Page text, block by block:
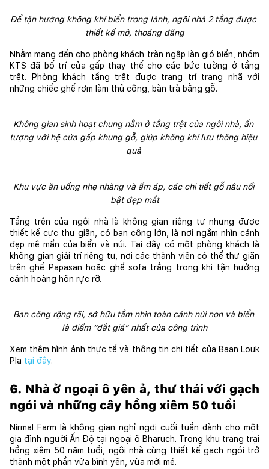
Để tận hưởng không khí biển trong lành, ngôi nhà 2 tầng được
thiết kế mở, thoáng đãng
Nhằm mang đến cho phòng khách tràn ngập làn gió biển, nhóm
KTS đã bố trí cửa gấp thay thế cho các bức tường ở tầng
trệt. Phòng khách tầng trệt được trang trí trang nhã với
những chiếc ghế rơm làm thủ công, bàn trà bằng gỗ.
Không gian sinh hoạt chung nằm ở tầng trệt của ngôi nhà, ấn
tượng với hệ cửa gấp khung gỗ, giúp không khí lưu thông hiệu
quả
Khu vực ăn uống nhẹ nhàng và ấm áp, các chi tiết gỗ nâu nổi
bật đẹp mắt
Tầng trên của ngôi nhà là không gian riêng tư nhưng được
thiết kế cực thư giãn, có ban công lớn, là nơi ngắm nhìn cảnh
đẹp mê mẩn của biển và núi. Tại đây có một phòng khách là
không gian giải trí riêng tư, nơi các thành viên có thể thư giãn
trên ghế Papasan hoặc ghế sofa trắng trong khi tận hưởng
cảnh hoàng hôn rực rỡ.
Ban công rộng rãi, sở hữu tầm nhìn toàn cảnh núi non và biển
là điểm “đắt giá” nhất của công trình
Xem thêm hình ảnh thực tế và thông tin chi tiết của Baan Louk
Pla tại đây.
6. Nhà ở ngoại ô yên ả, thư thái với gạch
ngói và những cây hồng xiêm 50 tuổi
Nirmal Farm là không gian nghỉ ngơi cuối tuần dành cho một
gia đình người Ấn Độ tại ngoại ô Bharuch. Trong khu trang trại
hồng xiêm 50 năm tuổi, ngôi nhà cùng thiết kế gạch ngói trở
thành một phần vừa bình yên, vừa mới mẻ.